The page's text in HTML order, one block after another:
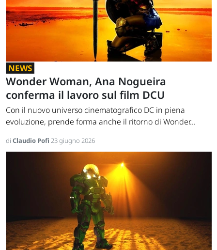
NEWS
Wonder Woman, Ana Nogueira
conferma il lavoro sul film DCU
Con il nuovo universo cinematografico DC in piena
evoluzione, prende forma anche il ritorno di Wonder...
di Claudio Pofi 23 giugno 2026